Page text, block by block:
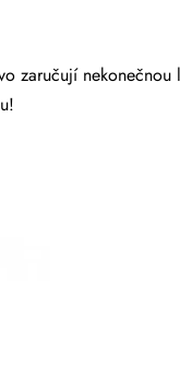
zaručují